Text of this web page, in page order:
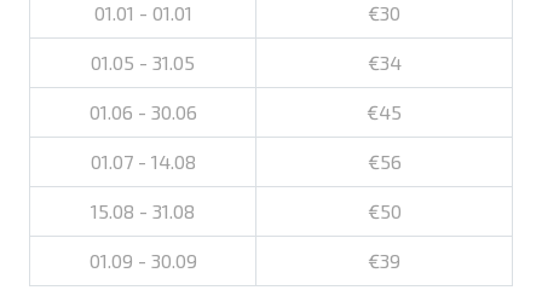
01.01 - 01.01 €30
01.05 - 31.05 €34
01.06 - 30.06 €45
01.07 - 14.08 €56
15.08 - 31.08 €50
01.09 - 30.09 €39